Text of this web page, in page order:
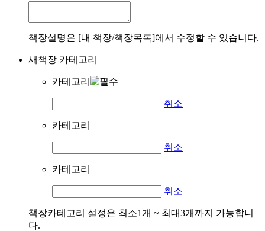
책장설명은 [내 책장/책장목록]에서 수정할 수 있습니다.
새책장 카테고리
카테고리
취소
카테고리
취소
카테고리
취소
책장카테고리 설정은 최소1개 ~ 최대3개까지 가능합니
다.